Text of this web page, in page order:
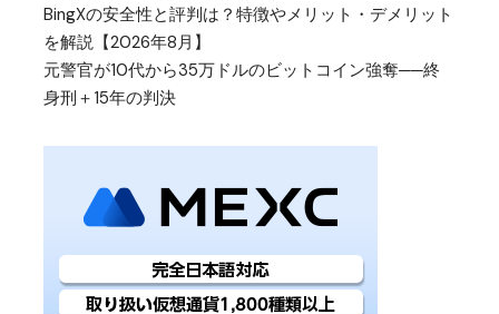
BingXの安全性と評判は？特徴やメリット・デメリット
を解説【2026年8月】
元警官が10代から35万ドルのビットコイン強奪──終
身刑＋15年の判決